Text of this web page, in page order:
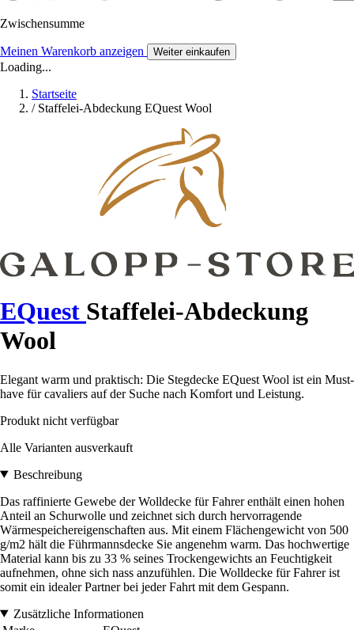
Zwischensumme
Meinen Warenkorb anzeigen Weiter einkaufen
Loading...
Startseite
/ Staffelei-Abdeckung EQuest Wool
EQuest Staffelei-Abdeckung
Wool
Elegant warm und praktisch: Die Stegdecke EQuest Wool ist ein Must-
have für cavaliers auf der Suche nach Komfort und Leistung.
Produkt nicht verfügbar
Alle Varianten ausverkauft
Beschreibung
Das raffinierte Gewebe der Wolldecke für Fahrer enthält einen hohen
Anteil an Schurwolle und zeichnet sich durch hervorragende
Wärmespeichereigenschaften aus. Mit einem Flächengewicht von 500
g/m2 hält die Führmannsdecke Sie angenehm warm. Das hochwertige
Material kann bis zu 33 % seines Trockengewichts an Feuchtigkeit
aufnehmen, ohne sich nass anzufühlen. Die Wolldecke für Fahrer ist
somit ein idealer Partner bei jeder Fahrt mit dem Gespann.
Zusätzliche Informationen